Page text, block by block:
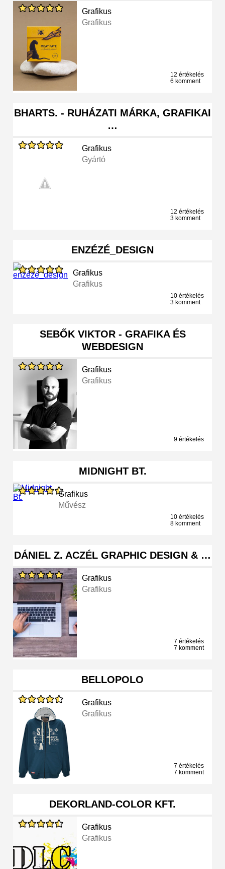
Grafikus
Grafikus
12 értékelés
6 komment
BHARTS. - RUHÁZATI MÁRKA, GRAFIKAI
…
Grafikus
Gyártó
12 értékelés
3 komment
ENZÉZÉ_DESIGN
Grafikus
Grafikus
10 értékelés
3 komment
SEBŐK VIKTOR - GRAFIKA ÉS
WEBDESIGN
Grafikus
Grafikus
9 értékelés
MIDNIGHT BT.
Grafikus
Művész
10 értékelés
8 komment
DÁNIEL Z. ACZÉL GRAPHIC DESIGN & …
Grafikus
Grafikus
7 értékelés
7 komment
BELLOPOLO
Grafikus
Grafikus
7 értékelés
7 komment
DEKORLAND-COLOR KFT.
Grafikus
Grafikus